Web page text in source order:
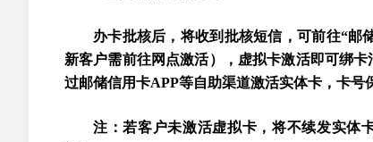
办卡批核后，将收到批核短信，可前往“邮
新客户需前往网点激活），虚拟卡激活即可绑
过邮储信用卡APP等自助渠道激活实体卡，卡号
注：若客户未激活虚拟卡，将不续发实体